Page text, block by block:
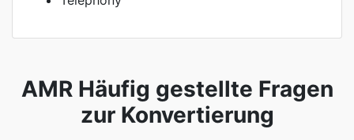
AMR Häufig gestellte Fragen
zur Konvertierung